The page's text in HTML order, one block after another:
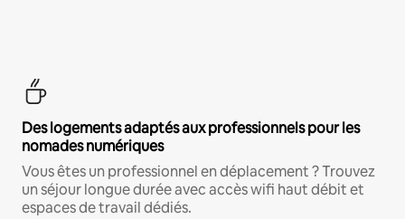
Des logements adaptés aux professionnels pour les
nomades numériques
Vous êtes un professionnel en déplacement ? Trouvez
un séjour longue durée avec accès wifi haut débit et
espaces de travail dédiés.